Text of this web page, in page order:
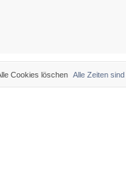
Alle Zeiten sind
Cookies löschen